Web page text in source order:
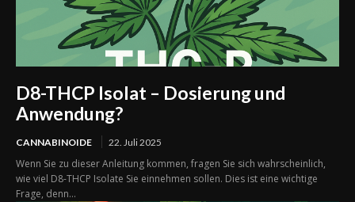
D8-THCP Isolat – Dosierung und
Anwendung?
CANNABINOIDE 22. Juli 2025
Wenn Sie zu dieser Anleitung kommen, fragen Sie sich wahrscheinlich,
wie viel D8-THCP Isolate Sie einnehmen sollen. Dies ist eine wichtige
Frage, denn...